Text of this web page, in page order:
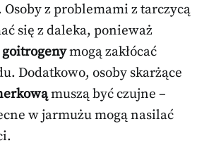
z problemami z tarczycą
się z daleka, ponieważ
goitrogenymogą zakłócać
Dodatkowo, osoby skarżące
muszą być czujne –
w jarmużu mogą nasilać